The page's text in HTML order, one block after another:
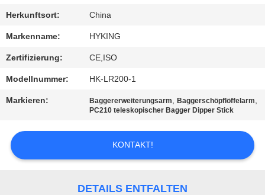
TRETEN
SIE
MIT
UNS
VERBINDUNG
Herkunftsort: China
Markenname: HYKING
Zertifizierung: CE,ISO
Modellnummer: HK-LR200-1
Markieren: Baggererweiterungsarm,Baggerschöpflöffelarm,
PC210 teleskopischer Bagger Dipper Stick
KONTAKT!
DETAILS ENTFALTEN